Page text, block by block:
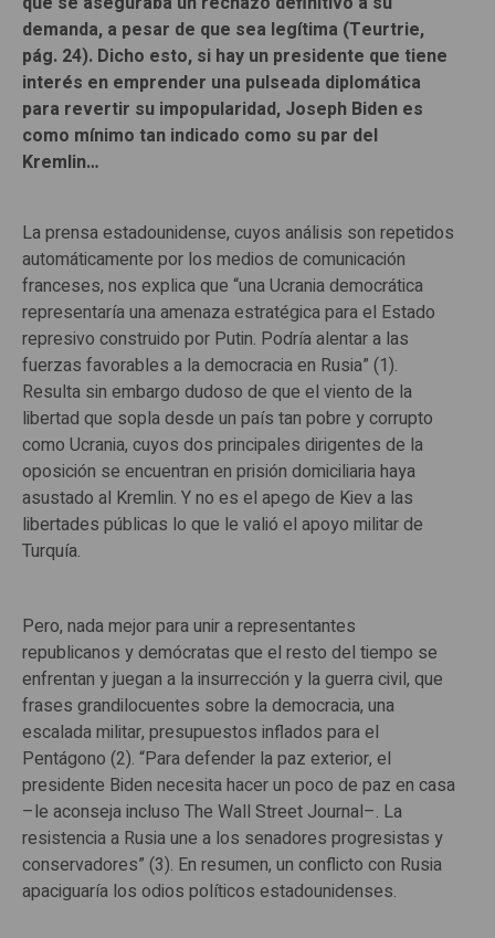
demanda, a pesar de que sea legítima (Teurtrie,
pág. 24). Dicho esto, si hay un presidente que tiene
interés en emprender una pulseada diplomática
para revertir su impopularidad, Joseph Biden es
como mínimo tan indicado como su par del
Kremlin…
La prensa estadounidense, cuyos análisis son repetidos
automáticamente por los medios de comunicación
franceses, nos explica que “una Ucrania democrática
representaría una amenaza estratégica para el Estado
represivo construido por Putin. Podría alentar a las
fuerzas favorables a la democracia en Rusia” (1).
Resulta sin embargo dudoso de que el viento de la
libertad que sopla desde un país tan pobre y corrupto
como Ucrania, cuyos dos principales dirigentes de la
oposición se encuentran en prisión domiciliaria haya
asustado al Kremlin. Y no es el apego de Kiev a las
libertades públicas lo que le valió el apoyo militar de
Turquía.
Pero, nada mejor para unir a representantes
republicanos y demócratas que el resto del tiempo se
enfrentan y juegan a la insurrección y la guerra civil, que
frases grandilocuentes sobre la democracia, una
escalada militar, presupuestos inflados para el
Pentágono (2). “Para defender la paz exterior, el
presidente Biden necesita hacer un poco de paz en casa
–le aconseja incluso The Wall Street Journal–. La
resistencia a Rusia une a los senadores progresistas y
conservadores” (3). En resumen, un conflicto con Rusia
apaciguaría los odios políticos estadounidenses.